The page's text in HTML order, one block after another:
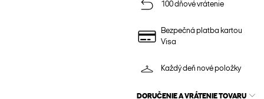
100 dňové vrátenie
Bezpečná platba kartou
Visa
Každý deň nové položky
DORUČENIE A VRÁTENIE TOVARU